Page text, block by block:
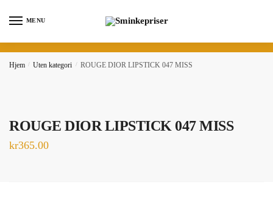
MENU
Hjem / Uten kategori / ROUGE DIOR LIPSTICK 047 MISS
ROUGE DIOR LIPSTICK 047 MISS
kr365.00